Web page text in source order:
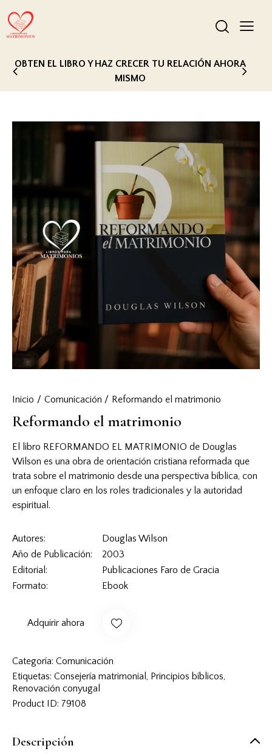
OBTEN EL LIBRO Y HAZ CRECER TU RELACIÓN AHORA
MISMO
Inicio Comunicación Reformando el matrimonio
Reformando el matrimonio
El libro REFORMANDO EL MATRIMONIO de Douglas
Wilson es una obra de orientación cristiana reformada que
trata sobre el matrimonio desde una perspectiva bíblica, con
un enfoque claro en los roles tradicionales y la autoridad
espiritual.
Autores
Douglas Wilson
Año de Publicación
2003
Editorial
Publicaciones Faro de Gracia
Formato
Ebook
Adquirir ahora
Categoría: Comunicación
Etiquetas: Consejería matrimonial , Principios bíblicos,
Renovación conyugal
Product ID: 79108
Descripción